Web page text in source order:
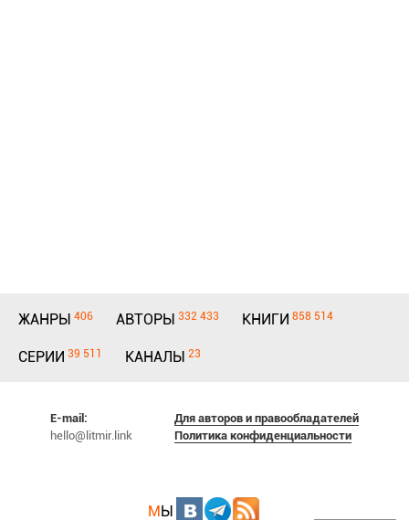
ЖАНРЫ 406 АВТОРЫ 332 433 КНИГИ 858 514
СЕРИИ 39 511 КАНАЛЫ 23
E-mail:
hello@litmir.link
Для авторов и правообладателей
Политика конфиденциальности
МЫ